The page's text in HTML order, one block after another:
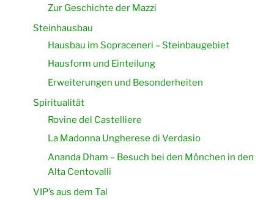
Zur Geschichte der Mazzi
Steinhausbau
Hausbau im Sopraceneri – Steinbaugebiet
Hausform und Einteilung
Erweiterungen und Besonderheiten
Spiritualität
Rovine del Castelliere
La Madonna Ungherese di Verdasio
Ananda Dham – Besuch bei den Mönchen in den
Alta Centovalli
VIP’s aus dem Tal